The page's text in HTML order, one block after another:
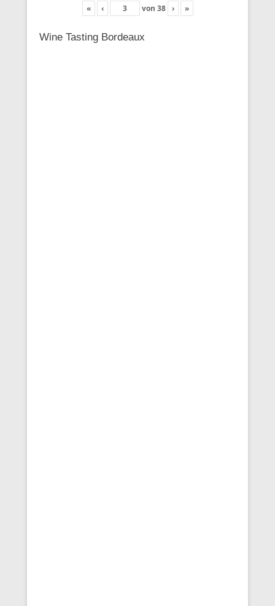
« ‹ von 38 › »
Wine Tasting Bordeaux